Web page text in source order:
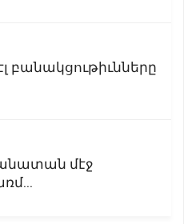
բանակցութիւնները
մէջ